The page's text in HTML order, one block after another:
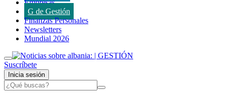
Empresas
G de Gestión
Finanzas Personales
Newsletters
Mundial 2026
Suscríbete
Inicia sesión